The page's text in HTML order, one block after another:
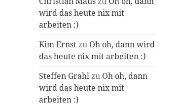
wird das heute nix mit
arbeiten :)
Kim Ernstzu Oh oh, dann wird
das heute nix mit arbeiten :)
Steffen Grahlzu Oh oh, dann
wird das heute nix mit
arbeiten :)